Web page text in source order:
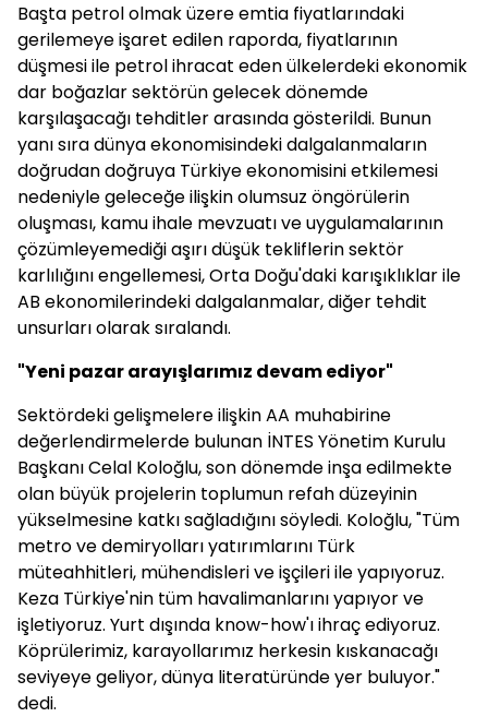
Başta petrol olmak üzere emtia fiyatlarındaki
gerilemeye işaret edilen raporda, fiyatlarının
düşmesi ile petrol ihracat eden ülkelerdeki ekonomik
dar boğazlar sektörün gelecek dönemde
karşılaşacağı tehditler arasında gösterildi. Bunun
yanı sıra dünya ekonomisindeki dalgalanmaların
doğrudan doğruya Türkiye ekonomisini etkilemesi
nedeniyle geleceğe ilişkin olumsuz öngörülerin
oluşması, kamu ihale mevzuatı ve uygulamalarının
çözümleyemediği aşırı düşük tekliflerin sektör
karlılığını engellemesi, Orta Doğu'daki karışıklıklar ile
AB ekonomilerindeki dalgalanmalar, diğer tehdit
unsurları olarak sıralandı.
"Yeni pazar arayışlarımız devam ediyor"
Sektördeki gelişmelere ilişkin AA muhabirine
değerlendirmelerde bulunan İNTES Yönetim Kurulu
Başkanı Celal Koloğlu, son dönemde inşa edilmekte
olan büyük projelerin toplumun refah düzeyinin
yükselmesine katkı sağladığını söyledi. Koloğlu, "Tüm
metro ve demiryolları yatırımlarını Türk
müteahhitleri, mühendisleri ve işçileri ile yapıyoruz.
Keza Türkiye'nin tüm havalimanlarını yapıyor ve
işletiyoruz. Yurt dışında know-how'ı ihraç ediyoruz.
Köprülerimiz, karayollarımız herkesin kıskanacağı
seviyeye geliyor, dünya literatüründe yer buluyor."
dedi.